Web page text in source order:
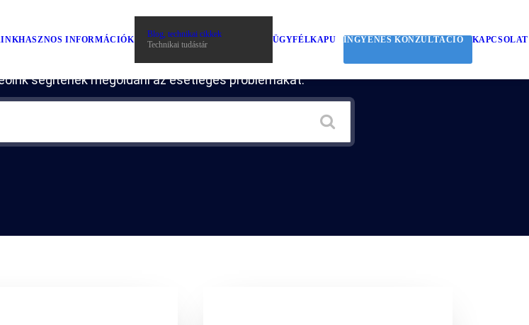
HASZNOS INFORMÁCIÓK
Blog, technikai cikkek
Technikai tudástár
ÜGYFÉLKAPU INGYENES KONZULTÁCIÓ KAPCSOLAT
tudástár
segítenek megoldani az esetleges problémákat.